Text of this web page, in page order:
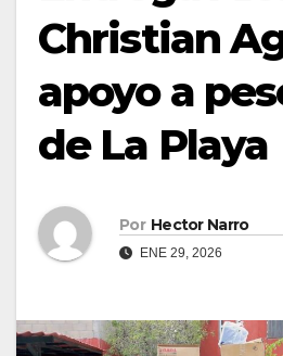
Christian
apoyo a
de La Playa
Por Hector Narro
ENE 29, 2026